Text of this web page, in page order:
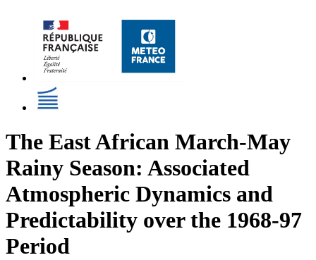
The East African March-May
Rainy Season: Associated
Atmospheric Dynamics and
Predictability over the 1968-97
Period